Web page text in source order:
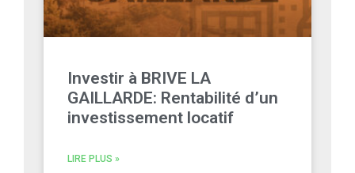
Investir à BRIVE LA
GAILLARDE: Rentabilité d’un
investissement locatif
LIRE PLUS »